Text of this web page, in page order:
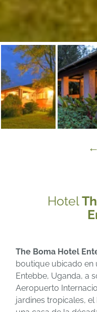
Hotel
The Boma Hotel
boutique ubicado
Entebbe, Uganda, a
Aeropuerto
jardines tropicales,